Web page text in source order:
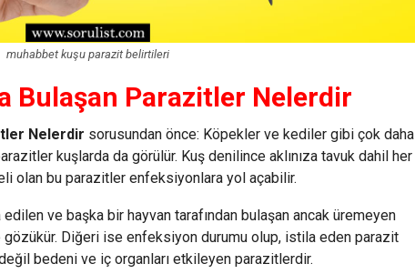
muhabbet kuşu parazit belirtileri
Bulaşan Parazitler Nelerdir
Nelerdir sorusundan önce: Köpekler ve kediler gibi çok daha
kuşlarda da görülür. Kuş denilince aklınıza tavuk dahil her
olan bu parazitler enfeksiyonlara yol açabilir.
ve başka bir hayvan tarafından bulaşan ancak üremeyen
gözükür. Diğeri ise enfeksiyon durumu olup, istila eden parazit
bedeni ve iç organları etkileyen parazitlerdir.